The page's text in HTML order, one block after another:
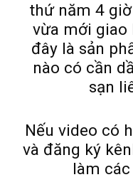
thứ năm 4
vừa mới giao
đây là sản
nào có cần
sạn
Nếu video có
và đăng ký
làm